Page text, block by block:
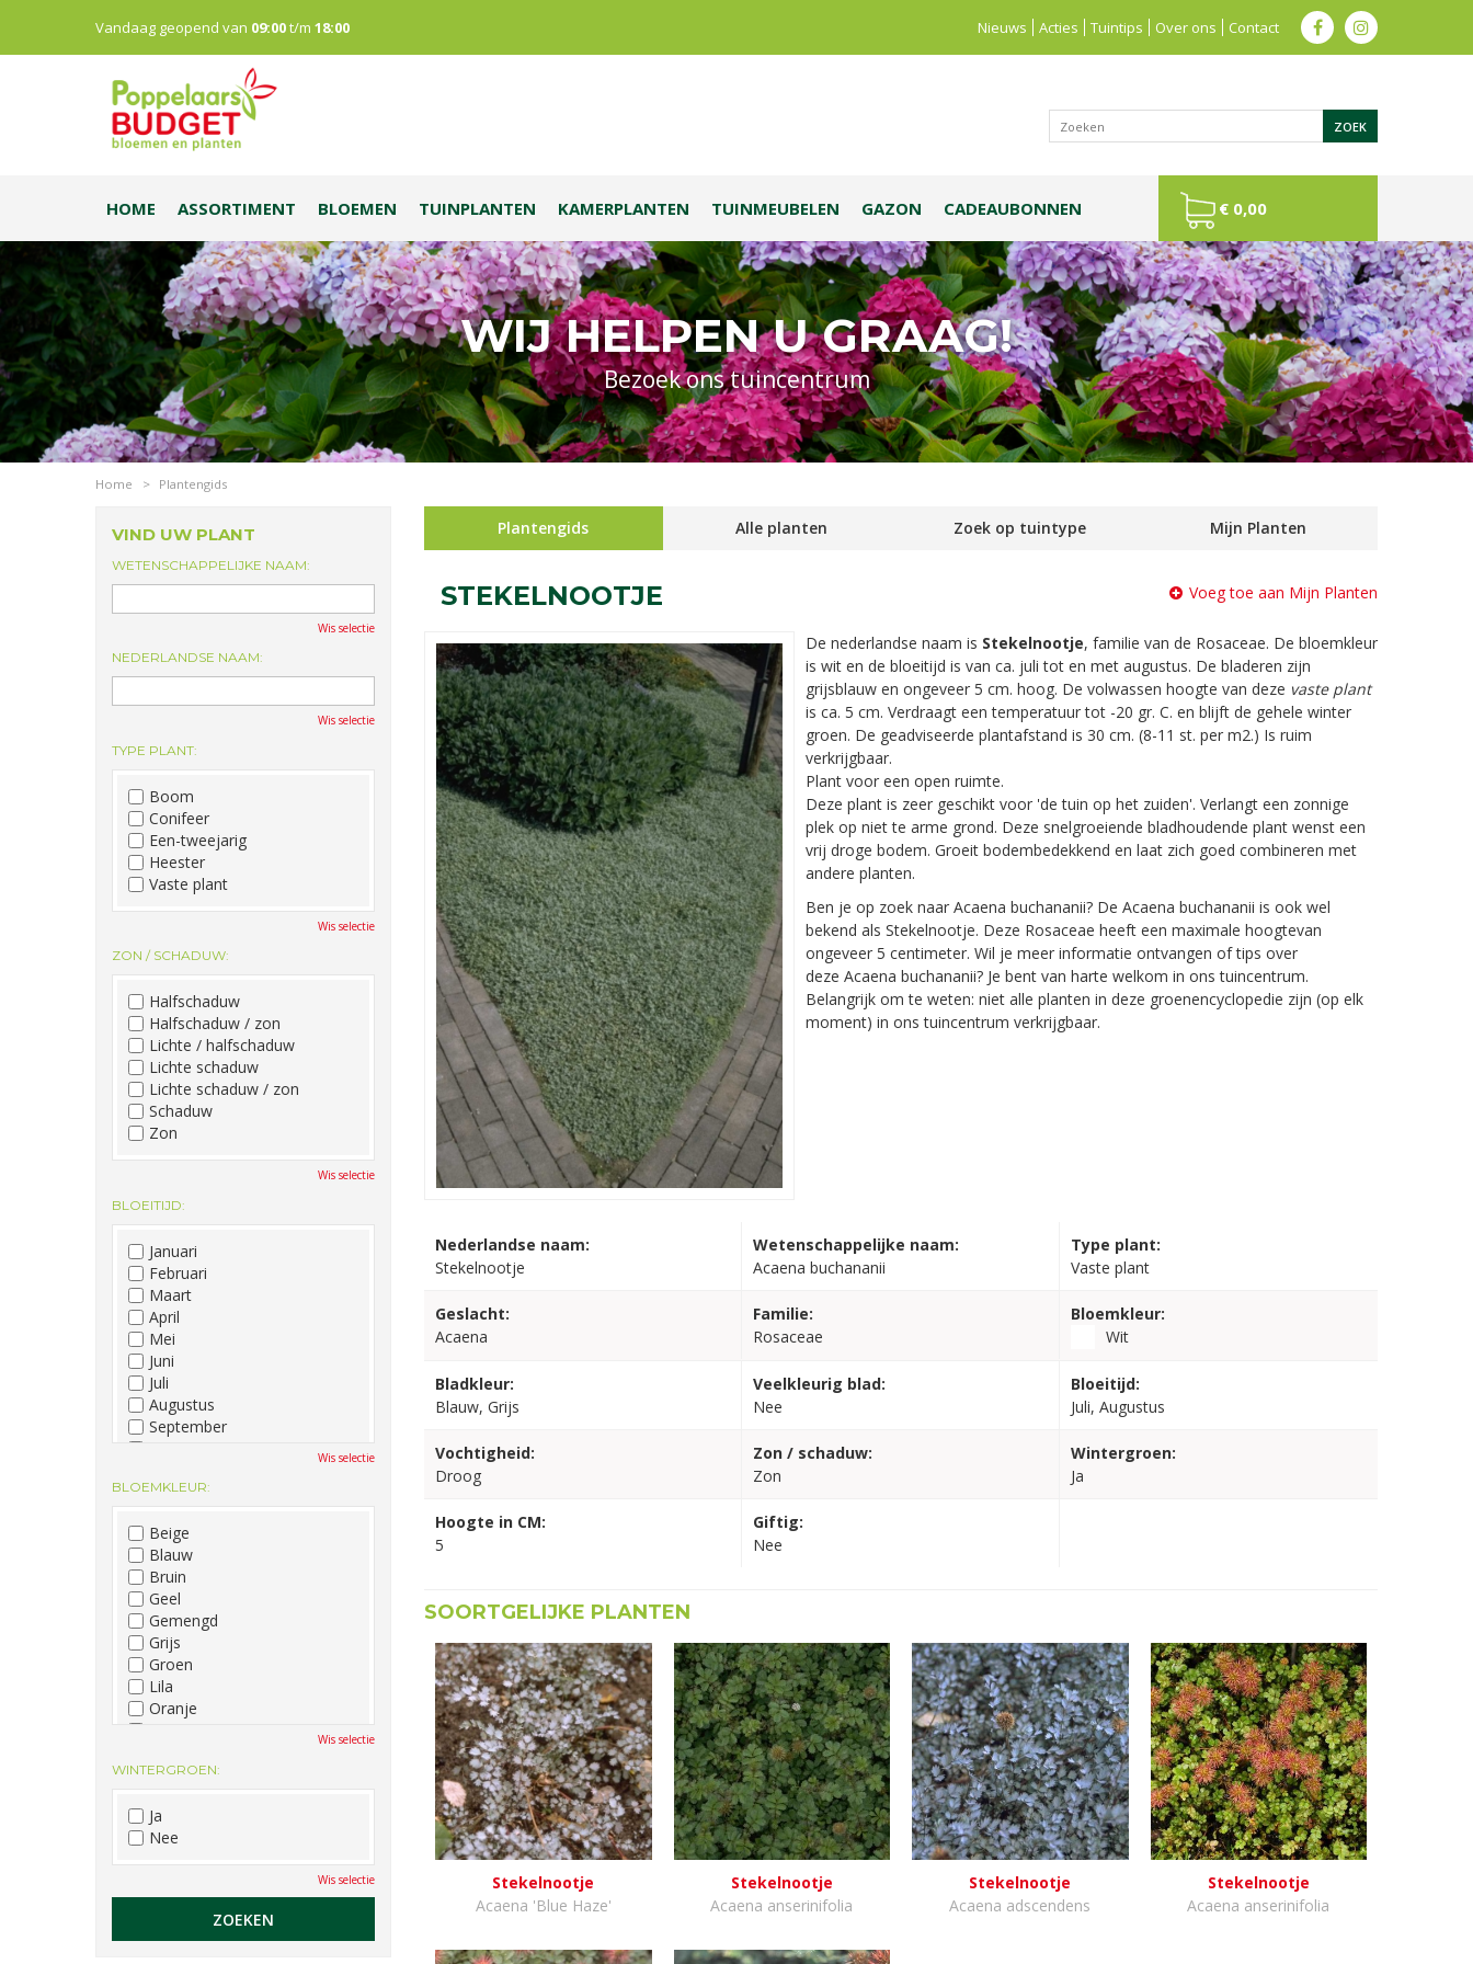
WIJ HELPEN U GRAAG!
Bezoek ons tuincentrum
Home > Plantengids
Vandaag geopend van 09:00t/m 18:00 Nieuws Acties Tuintips Over ons Contact
HOME ASSORTIMENT BLOEMEN TUINPLANTEN KAMERPLANTEN TUINMEUBELEN GAZON CADEAUBONNEN € 0,00
Plantengids Alle planten Zoek op tuintype Mijn Planten
STEKELNOOTJE Voeg toe aan Mijn Planten
De nederlandse naam is Stekelnootje, familie van de Rosaceae. De bloemkleur
is wit en de bloeitijd is van ca. juli tot en met augustus. De bladeren zijn
grijsblauw en ongeveer 5 cm. hoog. De volwassen hoogte van deze vaste plant
is ca. 5 cm. Verdraagt een temperatuur tot -20 gr. C. en blijft de gehele winter
groen. De geadviseerde plantafstand is 30 cm. (8-11 st. per m2.) Is ruim
verkrijgbaar.
Plant voor een open ruimte.
Deze plant is zeer geschikt voor 'de tuin op het zuiden'. Verlangt een zonnige
plek op niet te arme grond. Deze snelgroeiende bladhoudende plant wenst een
vrij droge bodem. Groeit bodembedekkend en laat zich goed combineren met
andere planten.
Ben je op zoek naar Acaena buchananii? De Acaena buchananii is ook wel
bekend als Stekelnootje. Deze Rosaceae heeft een maximale hoogtevan
ongeveer 5 centimeter. Wil je meer informatie ontvangen of tips over
deze Acaena buchananii? Je bent van harte welkom in ons tuincentrum.
Belangrijk om te weten: niet alle planten in deze groenencyclopedie zijn (op elk
moment) in ons tuincentrum verkrijgbaar.
Nederlandse naam:
Stekelnootje
Wetenschappelijke naam:
Acaena buchananii
Type plant:
Vaste plant
Geslacht:
Acaena
Familie:
Rosaceae
Bloemkleur:
Wit
Bladkleur:
Blauw, Grijs
Veelkleurig blad:
Nee
Bloeitijd:
Juli, Augustus
Vochtigheid:
Droog
Zon / schaduw:
Zon
Wintergroen:
Ja
Hoogte in CM:
5
Giftig:
Nee
SOORTGELIJKE PLANTEN
Stekelnootje
Acaena 'Blue Haze'
Stekelnootje
Acaena anserinifolia
Stekelnootje
Acaena adscendens
Stekelnootje
Acaena anserinifolia
VIND UW PLANT
WETENSCHAPPELIJKE NAAM:
Wis selectie
NEDERLANDSE NAAM:
Wis selectie
TYPE PLANT:
Boom
Conifeer
Een-tweejarig
Heester
Vaste plant
Wis selectie
ZON / SCHADUW:
Halfschaduw
Halfschaduw / zon
Lichte / halfschaduw
Lichte schaduw
Lichte schaduw / zon
Schaduw
Zon
Wis selectie
BLOEITIJD:
Januari
Februari
Maart
April
Mei
Juni
Juli
Augustus
September
December
Wis selectie
BLOEMKLEUR:
Beige
Blauw
Bruin
Geel
Gemengd
Grijs
Groen
Lila
Oranje
Roze
Wit
Zwart
Wis selectie
WINTERGROEN:
Ja
Nee
Wis selectie